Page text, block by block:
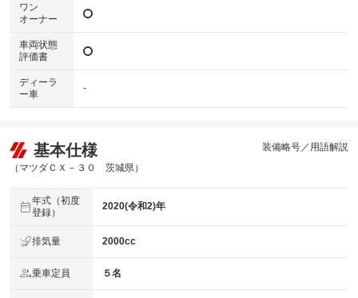
ワン
オーナー
車両状態
評価書
ディーラ
ー車
-
基本仕様
（マツダＣＸ－３０ 茨城県）
装備略号／用語解説
年式（初度
登録）
2020(令和2)年
排気量 2000cc
乗車定員 ５名